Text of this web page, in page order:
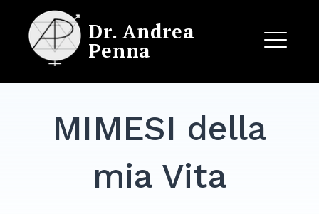
content
Dr. Andrea
Penna
EXPAND
MIMESI della
mia Vita